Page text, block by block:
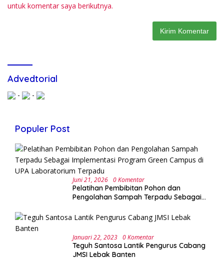
untuk komentar saya berikutnya.
Advedtorial
- -
Populer Post
Juni 21, 2026 0 Komentar
Pelatihan Pembibitan Pohon dan
Pengolahan Sampah Terpadu Sebagai
UPA Laboratorium Terpadu
Januari 22, 2023 0 Komentar
Teguh Santosa Lantik Pengurus Cabang
JMSI Lebak Banten